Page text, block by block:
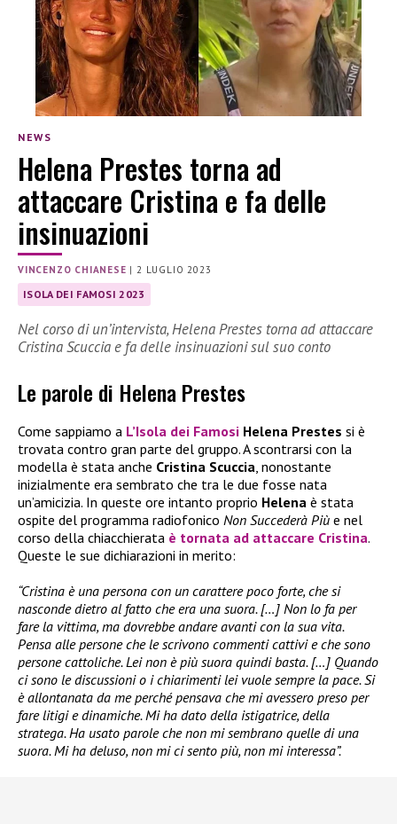
NEWS
Helena Prestes torna ad
attaccare Cristina e fa delle
insinuazioni
VINCENZO CHIANESE | 2 LUGLIO 2023
ISOLA DEI FAMOSI 2023
Nel corso di un’intervista, Helena Prestes torna ad attaccare
Cristina Scuccia e fa delle insinuazioni sul suo conto
Le parole di Helena Prestes
Come sappiamo a L’Isola dei Famosi Helena Prestes si è
trovata contro gran parte del gruppo. A scontrarsi con la
modella è stata anche Cristina Scuccia , nonostante
inizialmente era sembrato che tra le due fosse nata
un’amicizia. In queste ore intanto proprio Helena è stata
ospite del programma radiofonico Non Succederà Più e nel
corso della chiacchierata è tornata ad attaccare Cristina.
Queste le sue dichiarazioni in merito:
“Cristina è una persona con un carattere poco forte, che si
nasconde dietro al fatto che era una suora. […] Non lo fa per
fare la vittima, ma dovrebbe andare avanti con la sua vita.
Pensa alle persone che le scrivono commenti cattivi e che sono
persone cattoliche. Lei non è più suora quindi basta. […] Quando
ci sono le discussioni o i chiarimenti lei vuole sempre la pace. Si
è allontanata da me perché pensava che mi avessero preso per
fare litigi e dinamiche. Mi ha dato della istigatrice, della
stratega. Ha usato parole che non mi sembrano quelle di una
suora. Mi ha deluso, non mi ci sento più, non mi interessa”.